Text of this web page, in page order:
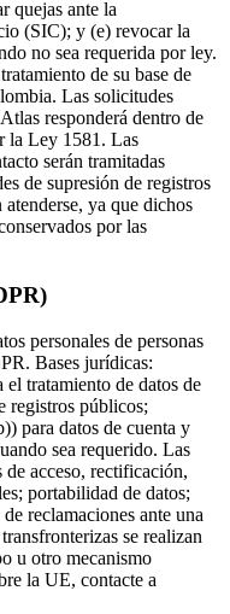
quejas ante la
(SIC); y (e) revocar la
no sea requerida por ley.
de su base de
Las solicitudes
responderá dentro de
la Ley 1581. Las
serán tramitadas
de supresión de registros
ya que dichos
por las
personales de personas
Bases jurídicas:
tratamiento de datos de
registros públicos;
para datos de cuenta y
sea requerido. Las
acceso, rectificación,
portabilidad de datos;
reclamaciones ante una
se realizan
u otro mecanismo
la UE, contacte a